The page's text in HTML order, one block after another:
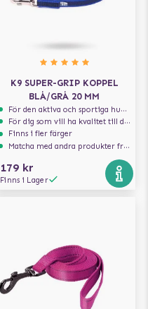
K9 SUPER-GRIP KOPPEL
BLÅ/GRÅ 20 MM
För den aktiva och sportiga hunden
För dig som vill ha kvalitet till din hund!
Finns i fler färger
Matcha med andra produkter från Julius-K9
179 kr
Finns i Lager